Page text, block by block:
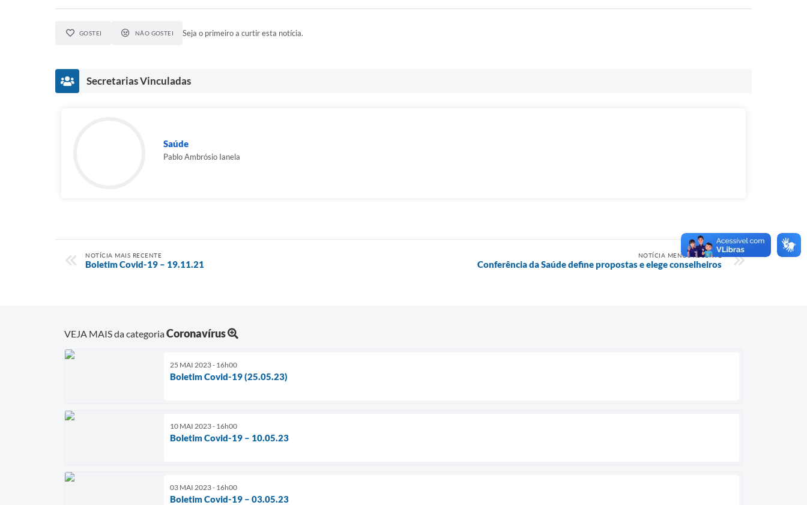
GOSTEI NÃO GOSTEI Seja o primeiro a curtir esta notícia.
Secretarias Vinculadas
Saúde
Pablo Ambrósio Ianela
NOTÍCIA MAIS RECENTE
Boletim Covid-19 – 19.11.21
NOTÍCIA MENOS RECENTE
Conferência da Saúde define propostas e elege conselheiros
VEJA MAIS da categoriaCoronavírus
25 MAI 2023 - 16h00
Boletim Covid-19 (25.05.23)
10 MAI 2023 - 16h00
Boletim Covid-19 – 10.05.23
03 MAI 2023 - 16h00
Boletim Covid-19 – 03.05.23